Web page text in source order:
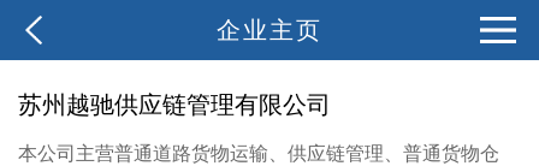
企业主页
苏州越驰供应链管理有限公司
本公司主营普通道路货物运输、供应链管理、普通货物仓